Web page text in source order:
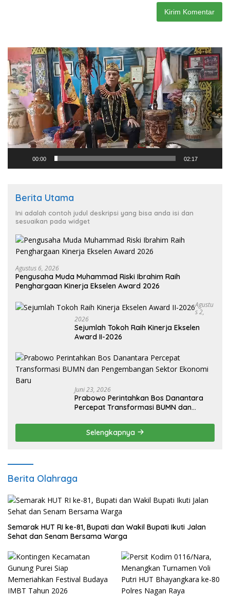
Pemutar
Video
00:00 02:17
Berita Utama
Ini adalah contoh judul deskripsi yang bisa anda isi dan
sesuaikan pada widget
Agustus 6, 2026
Pengusaha Muda Muhammad Riski Ibrahim Raih
Penghargaan Kinerja Ekselen Award 2026
Agustu
S 2,
2026
Sejumlah Tokoh Raih Kinerja Ekselen
Award II-2026
Juni 23, 2026
Prabowo Perintahkan Bos Danantara
Percepat Transformasi BUMN dan
Selengkapnya
Berita Olahraga
Semarak HUT RI ke-81, Bupati dan Wakil Bupati Ikuti Jalan
Sehat dan Senam Bersama Warga